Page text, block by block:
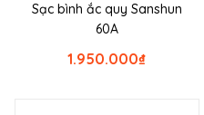
Sạc bình ắc quy Sanshun
60A
₫
1.950.000